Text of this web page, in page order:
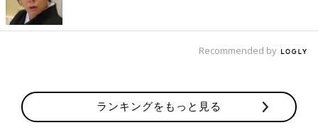
Recommended by
ランキングをもっと見る